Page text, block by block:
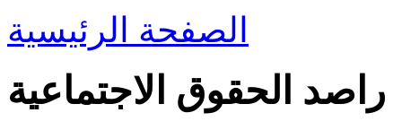
الصفحة الرئيسية
راصد الحقوق الاجتماعية